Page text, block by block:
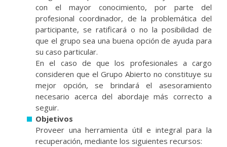
con el mayor conocimiento, por parte del
profesional coordinador, de la problemática del
participante, se ratificará o no la posibilidad de
que el grupo sea una buena opción de ayuda para
su caso particular.
En el caso de que los profesionales a cargo
consideren que el Grupo Abierto no constituye su
mejor opción, se brindará el asesoramiento
necesario acerca del abordaje más correcto a
seguir.
Objetivos
Proveer una herramienta útil e integral para la
recuperación, mediante los siguientes recursos: